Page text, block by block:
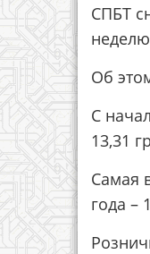
СПБТ
Об
С
13,31
Самая
года –